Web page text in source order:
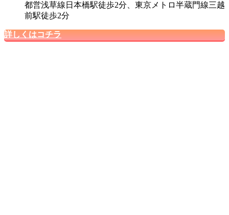
都営浅草線日本橋駅徒歩2分、東京メトロ半蔵門線三越
前駅徒歩2分
詳しくはコチラ